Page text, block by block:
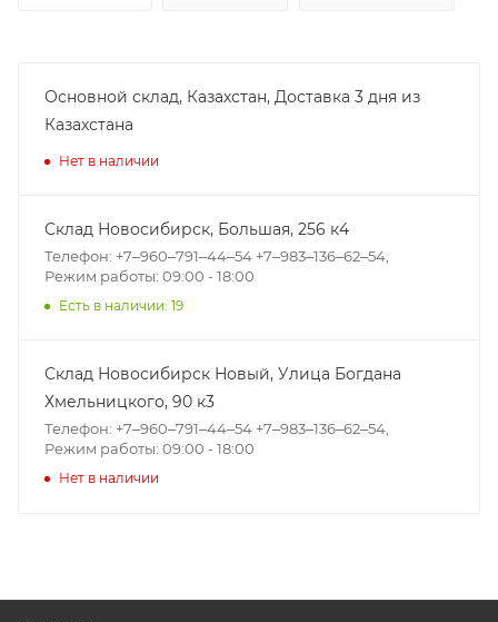
Основной склад, Казахстан, Доставка 3 дня из
Казахстана
Нет в наличии
Склад Новосибирск, ​Большая, 256 к4
Телефон: +7‒960‒791‒44‒54 +7‒983‒136‒62‒54,
Режим работы: 09:00 - 18:00
Есть в наличии: 19
Склад Новосибирск Новый, ​Улица Богдана
Хмельницкого, 90 к3
Телефон: +7‒960‒791‒44‒54 +7‒983‒136‒62‒54,
Режим работы: 09:00 - 18:00
Нет в наличии